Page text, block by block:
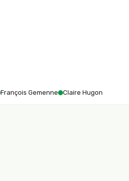
François Gemenne Claire Hugon